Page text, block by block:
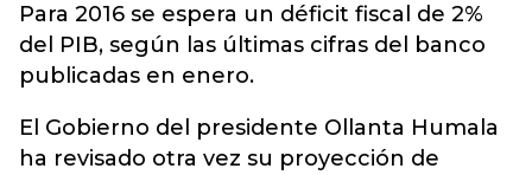
Para 2016 se espera un déficit fiscal de 2%
del PIB, según las últimas cifras del banco
publicadas en enero.
El Gobierno del presidente Ollanta Humala
ha revisado otra vez su proyección de